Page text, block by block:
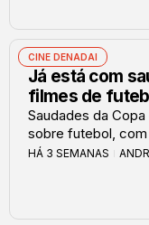
CINE DENADAI
Já está com
filmes de
Saudades da
sobre futebol, com
HÁ 3 SEMANAS